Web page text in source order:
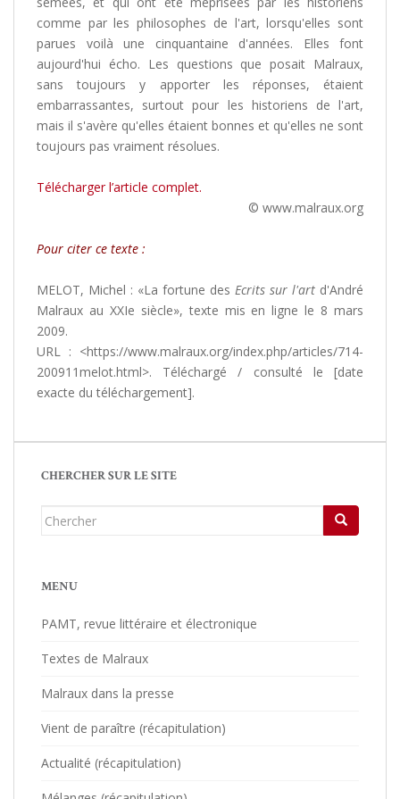
comme par les philosophes de l'art, lorsqu'elles sont
parues voilà une cinquantaine d'années. Elles font
aujourd'hui écho. Les questions que posait Malraux,
sans toujours y apporter les réponses, étaient
embarrassantes, surtout pour les historiens de l'art,
mais il s'avère qu'elles étaient bonnes et qu'elles ne sont
toujours pas vraiment résolues.
Télécharger l’article complet.
© www.malraux.org
Pour citer ce texte :
MELOT, Michel : «La fortune des Ecrits sur l'art d'André
Malraux au XXIe siècle», texte mis en ligne le 8 mars
2009.
URL : <https://www.malraux.org/index.php/articles/714-
200911melot.html>. Téléchargé / consulté le [date
exacte du téléchargement].
CHERCHER SUR LE SITE
Chercher...
MENU
PAMT, revue littéraire et électronique
Textes de Malraux
Malraux dans la presse
Vient de paraître (récapitulation)
Actualité (récapitulation)